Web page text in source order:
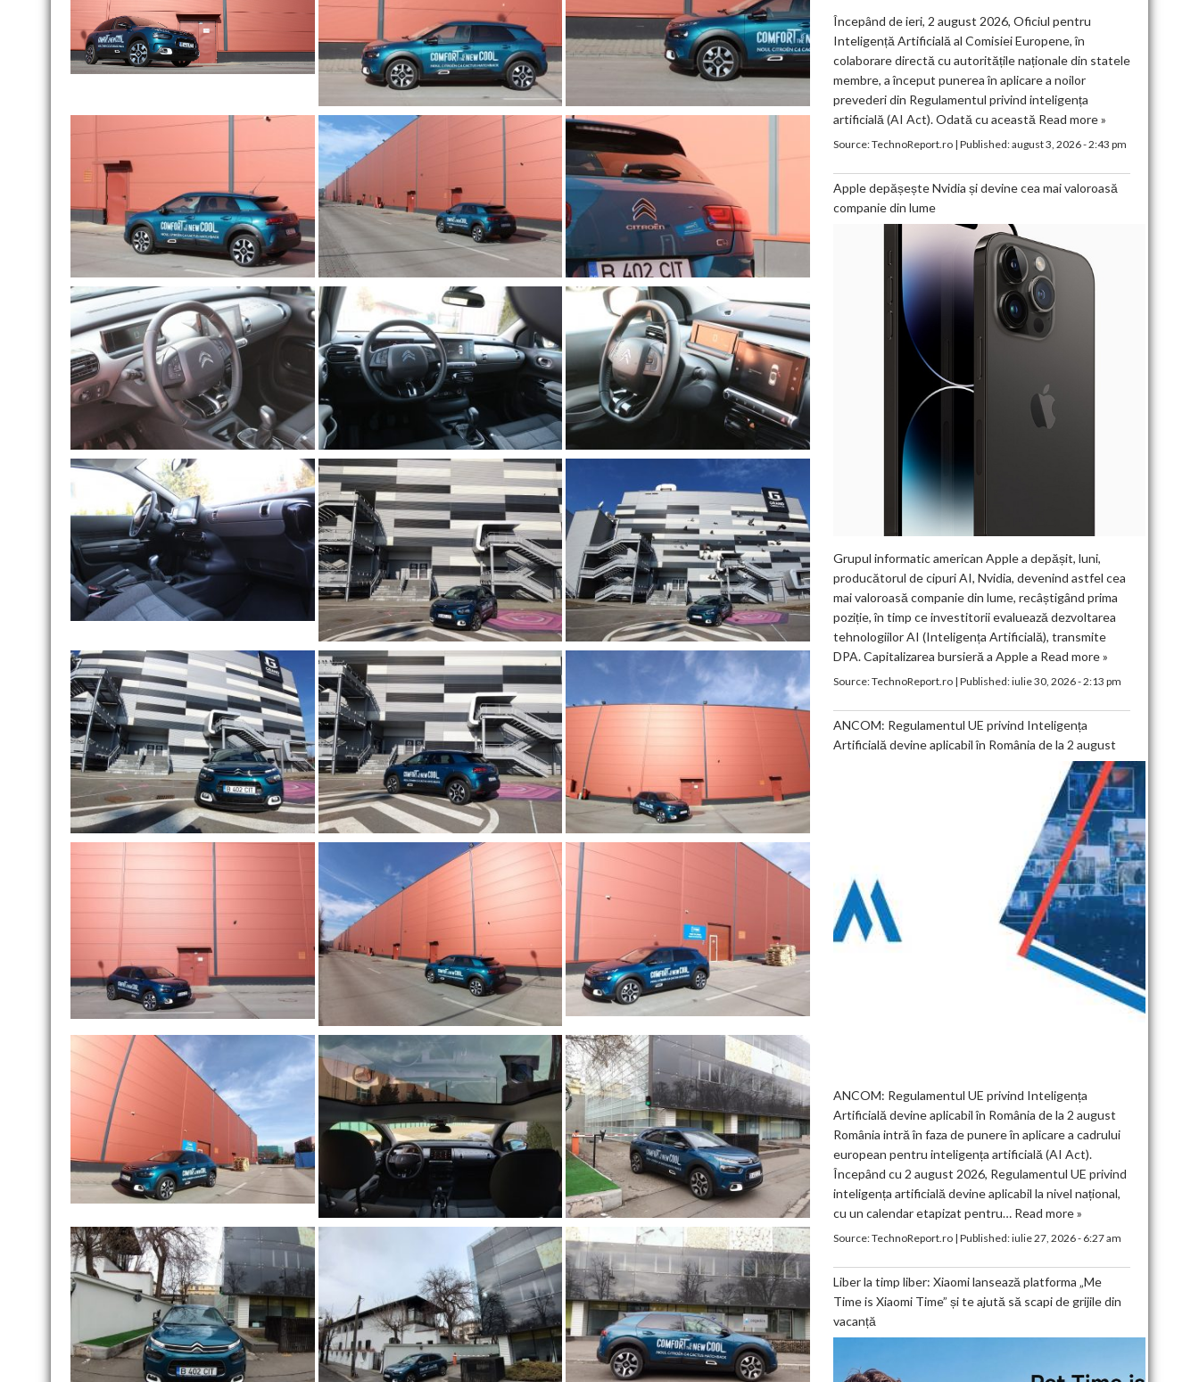
Începând de ieri, 2 august 2026, Oficiul pentru
Inteligență Artificială al Comisiei Europene, în
colaborare directă cu autoritățile naționale din statele
membre, a început punerea în aplicare a noilor
prevederi din Regulamentul privind inteligența
artificială (AI Act). Odată cu această Read more »
Source:TechnoReport.ro| Published:august 3, 2026 - 2:43 pm
Apple depășește Nvidia și devine cea mai valoroasă
companie din lume
Grupul informatic american Apple a depășit, luni,
producătorul de cipuri AI, Nvidia, devenind astfel cea
mai valoroasă companie din lume, recâștigând prima
poziție, în timp ce investitorii evaluează dezvoltarea
tehnologiilor AI (Inteligența Artificială), transmite
DPA. Capitalizarea bursieră a Apple a Read more »
Source:TechnoReport.ro| Published:iulie 30, 2026 - 2:13 pm
ANCOM: Regulamentul UE privind Inteligența
Artificială devine aplicabil în România de la 2 august
ANCOM: Regulamentul UE privind Inteligența
Artificială devine aplicabil în România de la 2 august
România intră în faza de punere în aplicare a cadrului
european pentru inteligența artificială (AI Act).
Începând cu 2 august 2026, Regulamentul UE privind
inteligența artificială devine aplicabil la nivel național,
cu un calendar etapizat pentru… Read more »
Source:TechnoReport.ro| Published:iulie 27, 2026 - 6:27 am
Liber la timp liber: Xiaomi lansează platforma „Me
Time is Xiaomi Time” și te ajută să scapi de grijile din
vacanță